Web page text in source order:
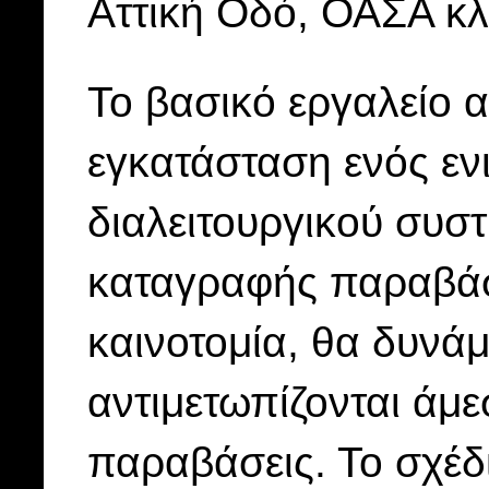
Αττική Οδό, ΟΑΣΑ
Το βασικό εργαλείο
εγκατάσταση ενός
διαλειτουργικού
καταγραφής
καινοτομία, θα
αντιμετωπίζονται
παραβάσεις. Το